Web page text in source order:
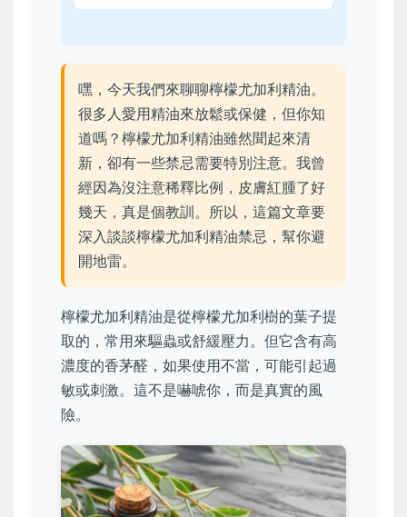
嘿，今天我們來聊聊檸檬尤加利精油。
很多人愛用精油來放鬆或保健，但你知
道嗎？檸檬尤加利精油雖然聞起來清
新，卻有一些禁忌需要特別注意。我曾
經因為沒注意稀釋比例，皮膚紅腫了好
幾天，真是個教訓。所以，這篇文章要
深入談談檸檬尤加利精油禁忌，幫你避
開地雷。
檸檬尤加利精油是從檸檬尤加利樹的葉子提
取的，常用來驅蟲或舒緩壓力。但它含有高
濃度的香茅醛，如果使用不當，可能引起過
敏或刺激。這不是嚇唬你，而是真實的風
險。